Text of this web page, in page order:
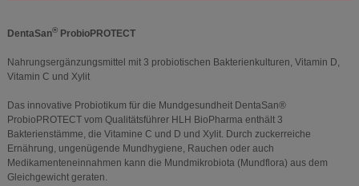
DentaSan®ProbioPROTECT
Nahrungsergänzungsmittel mit 3 probiotischen Bakterienkulturen, Vitamin D,
Vitamin C und Xylit
Das innovative Probiotikum für die Mundgesundheit DentaSan®
ProbioPROTECT vom Qualitätsführer HLH BioPharma enthält 3
Bakterienstämme, die Vitamine C und D und Xylit. Durch zuckerreiche
Ernährung, ungenügende Mundhygiene, Rauchen oder auch
Medikamenteneinnahmen kann die Mundmikrobiota (Mundflora) aus dem
Gleichgewicht geraten.